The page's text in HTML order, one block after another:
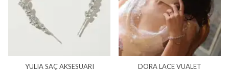
YULIA SAÇ AKSESUARI DORA LACE VUALET